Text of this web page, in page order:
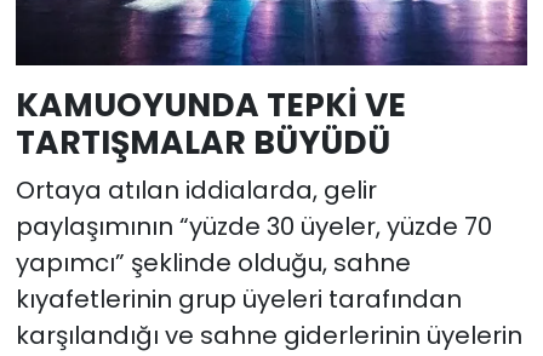
KAMUOYUNDA TEPKİ VE
TARTIŞMALAR BÜYÜDÜ
Ortaya atılan iddialarda, gelir
paylaşımının “yüzde 30 üyeler, yüzde 70
yapımcı” şeklinde olduğu, sahne
kıyafetlerinin grup üyeleri tarafından
karşılandığı ve sahne giderlerinin üyelerin